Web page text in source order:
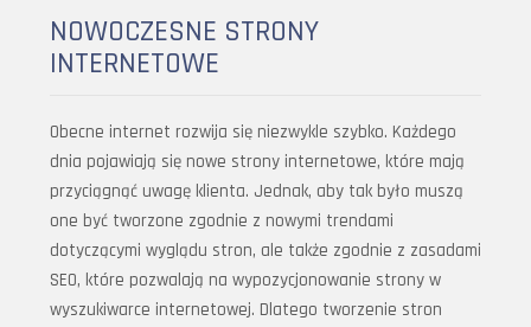
NOWOCZESNE STRONY
INTERNETOWE
Obecne internet rozwija się niezwykle szybko. Każdego
dnia pojawiają się nowe strony internetowe, które mają
przyciągnąć uwagę klienta. Jednak, aby tak było muszą
one być tworzone zgodnie z nowymi trendami
dotyczącymi wyglądu stron, ale także zgodnie z zasadami
SEO, które pozwalają na wypozycjonowanie strony w
wyszukiwarce internetowej. Dlatego tworzenie stron